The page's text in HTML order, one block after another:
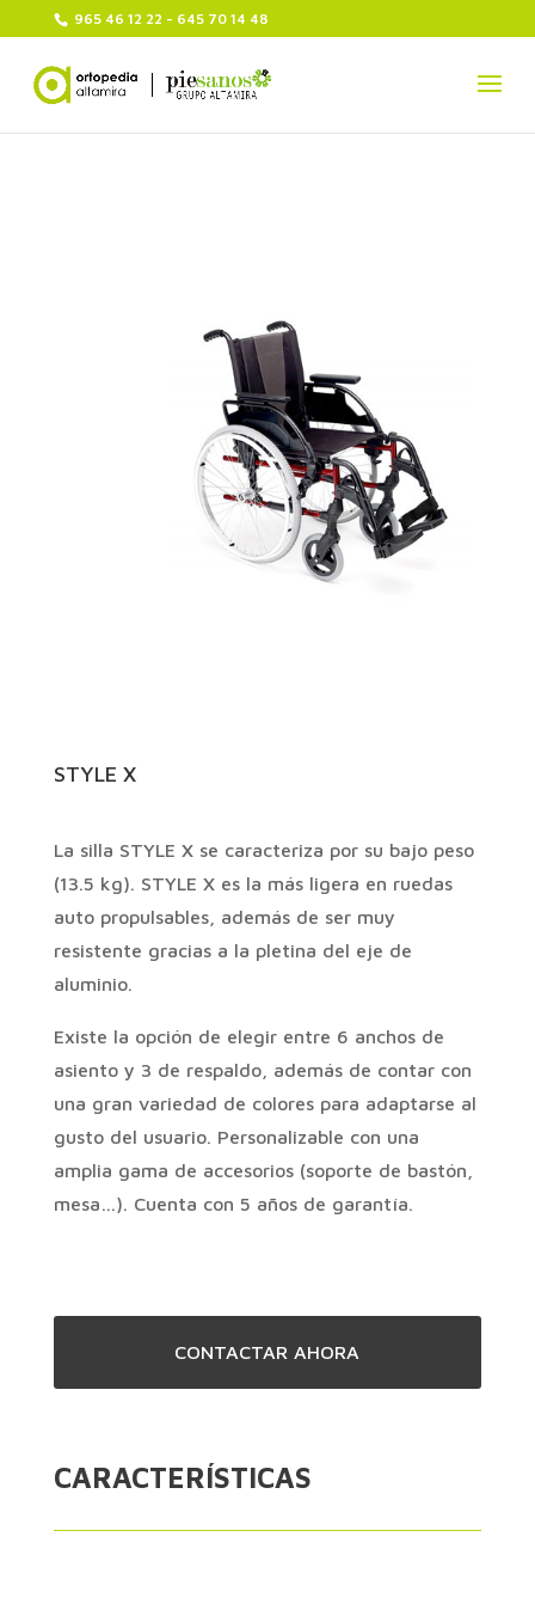
965 46 12 22 - 645 70 14 48
STYLE X
La silla STYLE X se caracteriza por su bajo peso
(13.5 kg). STYLE X es la más ligera en ruedas
auto propulsables, además de ser muy
resistente gracias a la pletina del eje de
aluminio.
Existe la opción de elegir entre 6 anchos de
asiento y 3 de respaldo, además de contar con
una gran variedad de colores para adaptarse al
gusto del usuario. Personalizable con una
amplia gama de accesorios (soporte de bastón,
mesa…). Cuenta con 5 años de garantía.
CONTACTAR AHORA
CARACTERÍSTICAS